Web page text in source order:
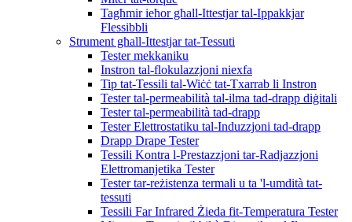
Tagħmir ieħor għall-Ittestjar tal-Ippakkjar
Flessibbli
Strument għall-Ittestjar tat-Tessuti
Tester mekkaniku
Instron tal-flokulazzjoni niexfa
Tip tat-Tessili tal-Wiċċ tat-Txarrab li Instron
Tester tal-permeabilità tal-ilma tad-drapp diġitali
Tester tal-permeabilità tad-drapp
Tester Elettrostatiku tal-Induzzjoni tad-drapp
Drapp Drape Tester
Tessili Kontra l-Prestazzjoni tar-Radjazzjoni
Elettromanjetika Tester
Tester tar-reżistenza termali u ta 'l-umdità tat-
tessuti
Tessili Far Infrared Żieda fit-Temperatura Tester